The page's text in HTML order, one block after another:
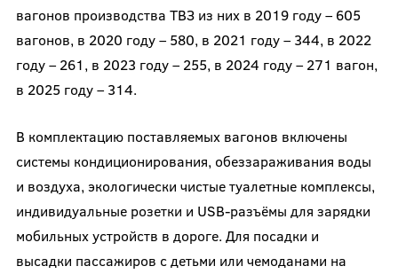
вагонов производства ТВЗ из них в 2019 году – 605
вагонов, в 2020 году – 580, в 2021 году – 344, в 2022
году – 261, в 2023 году – 255, в 2024 году – 271 вагон,
в 2025 году – 314.
В комплектацию поставляемых вагонов включены
системы кондиционирования, обеззараживания воды
и воздуха, экологически чистые туалетные комплексы,
индивидуальные розетки и USB-разъёмы для зарядки
мобильных устройств в дороге. Для посадки и
высадки пассажиров с детьми или чемоданами на